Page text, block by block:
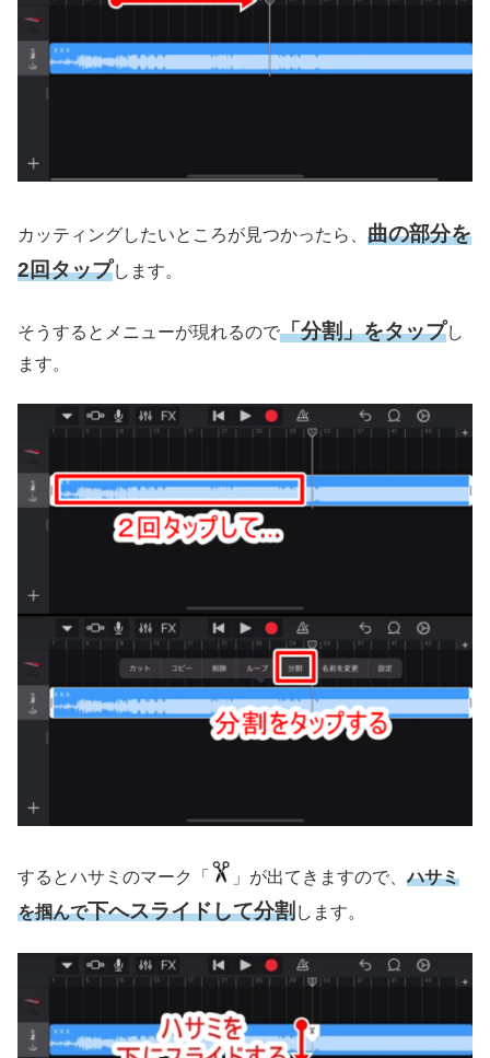
カッティングしたいところが見つかったら、 曲の部分を
2回タップします。
そうするとメニューが現れるので「分割」をタップし
ます。
するとハサミのマーク「 」が出てきますので、ハサミ
を掴んで下へスライドして分割します。